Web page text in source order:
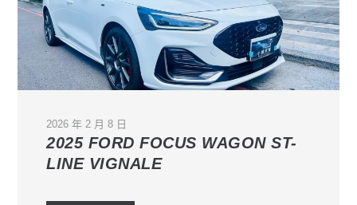
2026 年 2 月 8 日
2025 FORD FOCUS WAGON ST-
LINE VIGNALE